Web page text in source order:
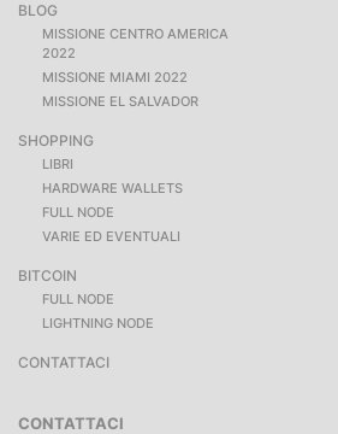
BLOG
MISSIONE CENTRO AMERICA
2022
MISSIONE MIAMI 2022
MISSIONE EL SALVADOR
SHOPPING
LIBRI
HARDWARE WALLETS
FULL NODE
VARIE ED EVENTUALI
BITCOIN
FULL NODE
LIGHTNING NODE
CONTATTACI
CONTATTACI